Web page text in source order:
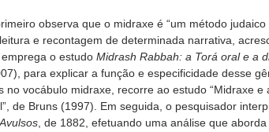
observa que o midraxe é “um método
e recontagem de determinada narrativa,
o estudo Midrash Rabbah: a Torá oral e a
para explicar a função e especificidade desse
no vocábulo midraxe, recorre ao estudo “Midraxe e
de Bruns (1997). Em seguida, o pesquisador
, de 1882, efetuando uma análise que